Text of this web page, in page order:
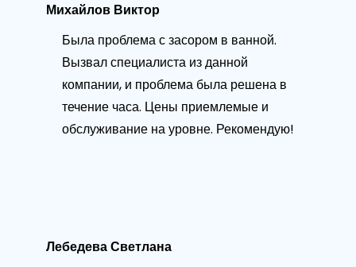
Михайлов Виктор
Была проблема с засором в ванной.
Вызвал специалиста из данной
компании, и проблема была решена в
течение часа. Цены приемлемые и
обслуживание на уровне. Рекомендую!
Лебедева Светлана